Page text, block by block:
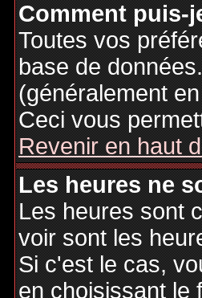
Comment puis-
Toutes vos
base de
(généralement
Ceci vous
Revenir en haut
Les heures ne
Les heures sont
voir sont les
Si c'est le cas,
en choisissant le